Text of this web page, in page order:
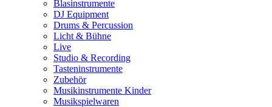
Blasinstrumente
DJ Equipment
Drums & Percussion
Licht & Bühne
Live
Studio & Recording
Tasteninstrumente
Zubehör
Musikinstrumente Kinder
Musikspielwaren